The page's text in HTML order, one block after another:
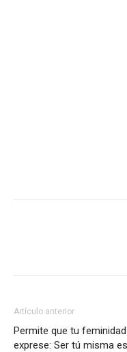
Artículo anterior
Permite que tu
exprese: Ser tú misma